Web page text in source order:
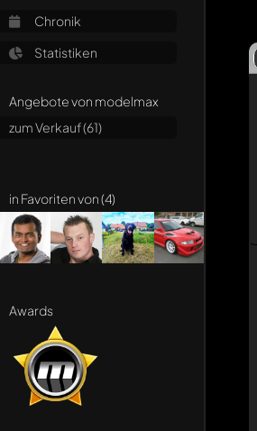
Chronik
Statistiken
Angebote von modelmax
zum Verkauf (61)
in Favoriten von (4)
Awards